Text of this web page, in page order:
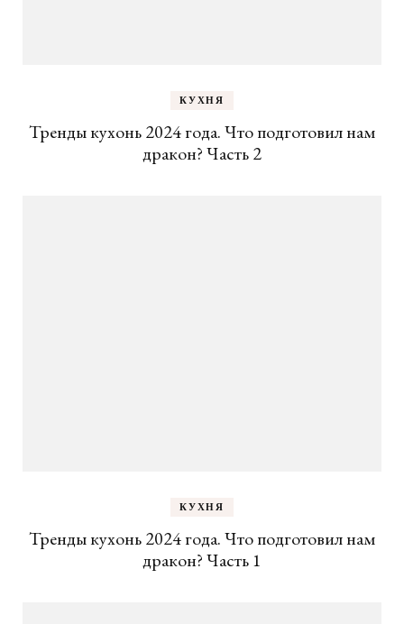
КУХНЯ
Тренды кухонь 2024 года. Что подготовил нам
дракон? Часть 2
КУХНЯ
Тренды кухонь 2024 года. Что подготовил нам
дракон? Часть 1